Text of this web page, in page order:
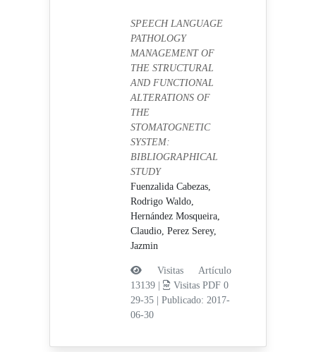
SPEECH LANGUAGE
PATHOLOGY
MANAGEMENT OF
THE STRUCTURAL
AND FUNCTIONAL
ALTERATIONS OF
THE
STOMATOGNETIC
SYSTEM:
BIBLIOGRAPHICAL
STUDY
Fuenzalida Cabezas,
Rodrigo Waldo,
Hernández Mosqueira,
Claudio, Perez Serey,
Jazmin
Visitas Artículo
13139 |
Visitas PDF 0
29-35
Publicado: 2017-
06-30